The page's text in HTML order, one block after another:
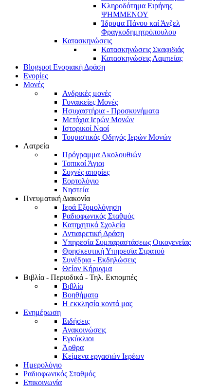
Κληροδότημα Ειρήνης
ΨΗΜΜΕΝΟΥ
Ίδρυμα Πάνου καί Άνζελ
Φραγκοδημητρόπουλου
Κατασκηνώσεις
Κατασκηνώσεις Σκαφιδιάς
Κατασκηνώσεις Λαμπείας
Blogspot Ενοριακή Δράση
Ενορίες
Μονές
Ανδρικές μονές
Γυναικείες Μονές
Ησυχαστήρια - Προσκυνήματα
Μετόχια Ιερών Μονών
Ιστορικοί Ναοί
Τουριστικός Οδηγός Ιερών Μονών
Λατρεία
Πρόγραμμα Ακολουθιών
Τοπικοί Άγιοι
Συχνές απορίες
Εορτολόγιο
Νηστεία
Πνευματική Διακονία
Ιερά Εξομολόγηση
Ραδιοφωνικός Σταθμός
Κατηχητικά Σχολεία
Αντιαιρετική Δράση
Υπηρεσία Συμπαραστάσεως Οικογενείας
Θρησκευτική Υπηρεσία Στρατού
Συνέδρια - Εκδηλώσεις
Θείον Κήρυγμα
Βιβλία - Περιοδικά - Τηλ. Εκπομπές
Βιβλία
Βοηθήματα
Η εκκλησία κοντά μας
Ενημέρωση
Ειδήσεις
Ανακοινώσεις
Εγκύκλιοι
Άρθρα
Κείμενα εργασιών Ιερέων
Ημερολόγιο
Ραδιοφωνικός Σταθμός
Επικοινωνία